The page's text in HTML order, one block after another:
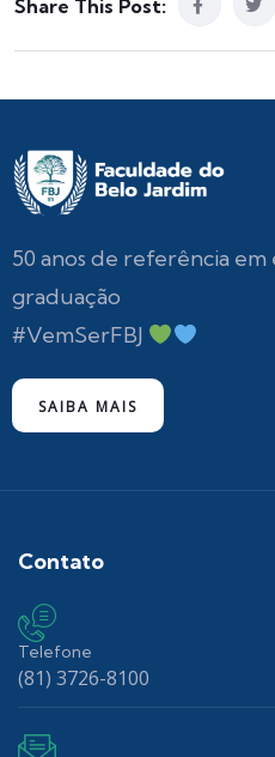
Share This Post:
50 anos de referência
graduação
#VemSerFBJ
SAIBA MAIS
Contato
Telefone
(81) 3726-8100